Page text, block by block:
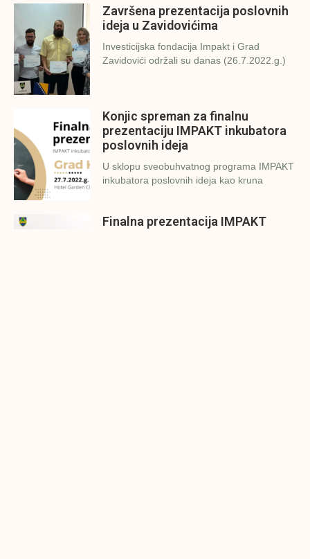
Završena prezentacija poslovnih
ideja u Zavidovićima
Investicijska fondacija Impakt i Grad
Zavidovići održali su danas (26.7.2022.g.)
Konjic spreman za finalnu
prezentaciju IMPAKT inkubatora
poslovnih ideja
U sklopu sveobuhvatnog programa IMPAKT
inkubatora poslovnih ideja kao kruna
Finalna prezentacija IMPAKT